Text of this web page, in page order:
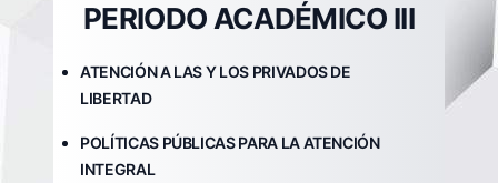
PERIODO ACADÉMICO III
ATENCIÓN A LAS Y LOS PRIVADOS DE
LIBERTAD
POLÍTICAS PÚBLICAS PARA LA ATENCIÓN
INTEGRAL